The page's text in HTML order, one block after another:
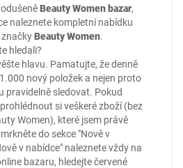
Beauty Women bazar,
naleznete kompletní nabídku
Beauty Women.
hledali?
hlavu. Pamatujte, že denně
nový položek a nejen proto
pravidelně sledovat. Pokud
si veškeré zboží (bez
Women), které jsem právě
do sekce "Nově v
v nabídce" naleznete vždy na
bazaru, hledejte červené